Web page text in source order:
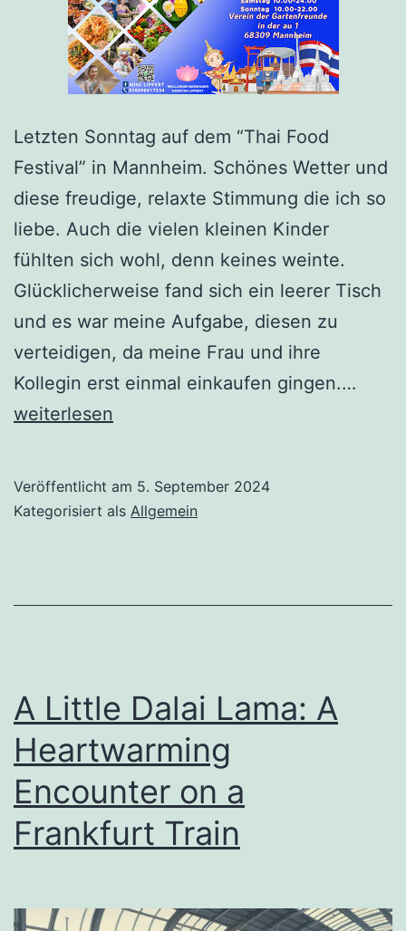
Letzten Sonntag auf dem “Thai Food
Festival” in Mannheim. Schönes Wetter und
diese freudige, relaxte Stimmung die ich so
liebe. Auch die vielen kleinen Kinder
fühlten sich wohl, denn keines weinte.
Glücklicherweise fand sich ein leerer Tisch
und es war meine Aufgabe, diesen zu
verteidigen, da meine Frau und ihre
Kollegin erst einmal einkaufen gingen.…
weiterlesen
Veröffentlicht am 5. September 2024
Kategorisiert als Allgemein
A Little Dalai Lama: A
Heartwarming
Encounter on a
Frankfurt Train